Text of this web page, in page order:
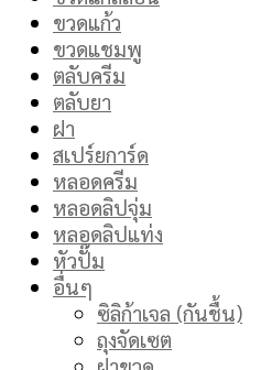
ขวดแก้ว
ขวดแชมพู
ตลับครีม
ตลับยา
ฝา
สเปร์ยการ์ด
หลอดครีม
หลอดลิปจุ่ม
หลอดลิปแท่ง
หัวปั๊ม
อื่นๆ
ซิลิก้าเจล (กันชื้น)
ถุงจัดเซต